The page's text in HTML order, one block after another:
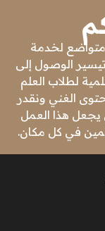
متواضع لخدمة
الوصول إلى
لطلاب العلم
الغني ونقدر
يجعل هذا العمل
في كل مكان.